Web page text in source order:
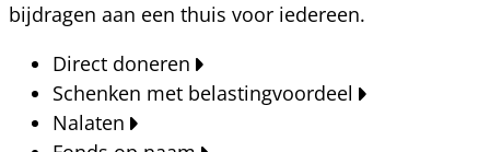
bijdragen aan een thuis voor iedereen.
Direct doneren
Schenken met belastingvoordeel
Nalaten